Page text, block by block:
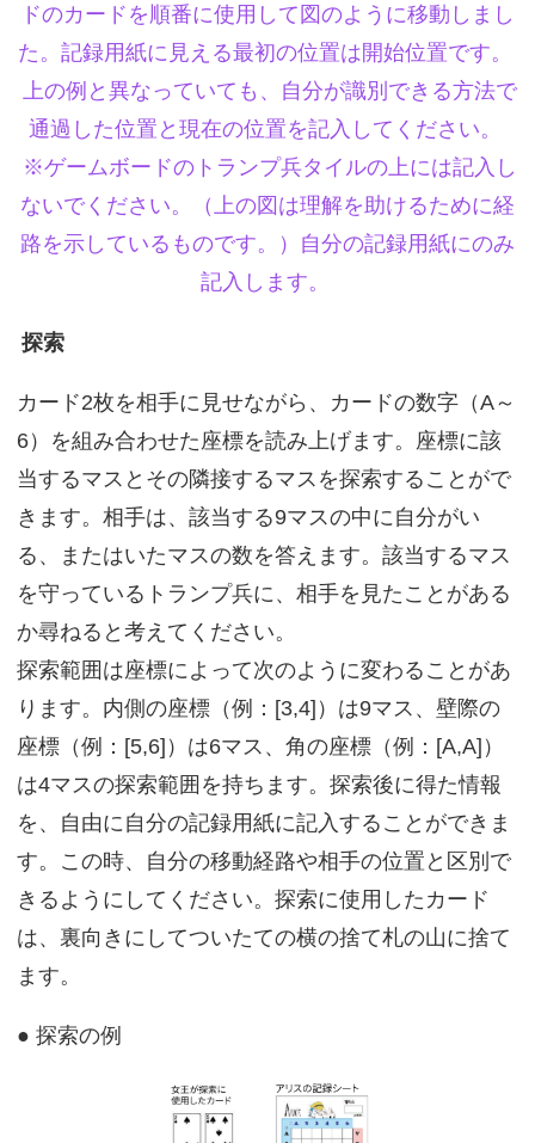
ドのカードを順番に使用して図のように移動しまし
た。記録用紙に見える最初の位置は開始位置です。
上の例と異なっていても、自分が識別できる方法で
通過した位置と現在の位置を記入してください。
※ゲームボードのトランプ兵タイルの上には記入し
ないでください。（上の図は理解を助けるために経
路を示しているものです。）自分の記録用紙にのみ
記入します。
探索
カード2枚を相手に見せながら、カードの数字（A～
6）を組み合わせた座標を読み上げます。座標に該
当するマスとその隣接するマスを探索することがで
きます。相手は、該当する9マスの中に自分がい
る、またはいたマスの数を答えます。該当するマス
を守っているトランプ兵に、相手を見たことがある
か尋ねると考えてください。
探索範囲は座標によって次のように変わることがあ
ります。内側の座標（例：[3,4]）は9マス、壁際の
座標（例：[5,6]）は6マス、角の座標（例：[A,A]）
は4マスの探索範囲を持ちます。探索後に得た情報
を、自由に自分の記録用紙に記入することができま
す。この時、自分の移動経路や相手の位置と区別で
きるようにしてください。探索に使用したカード
は、裏向きにしてついたての横の捨て札の山に捨て
ます。
● 探索の例